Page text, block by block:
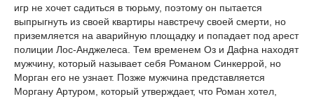
игр не хочет садиться в тюрьму, поэтому он пытается
выпрыгнуть из своей квартиры навстречу своей смерти, но
приземляется на аварийную площадку и попадает под арест
полиции Лос-Анджелеса. Тем временем Оз и Дафна находят
мужчину, который называет себя Романом Синкеррой, но
Морган его не узнает. Позже мужчина представляется
Моргану Артуром, который утверждает, что Роман хотел,